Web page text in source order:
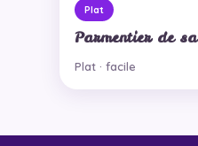
Plat
Parmentier de
Plat · facile